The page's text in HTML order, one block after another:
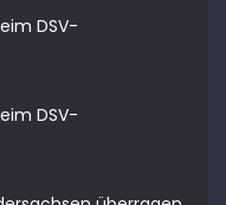
DSV-
DSV-